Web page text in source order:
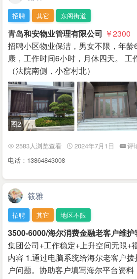
招聘 其它 东阁街道
青岛和安物业管理有限公司 ￥2300
招聘小区物业保洁，男女不限，年
康，工作时间6小时，月休四天。 工
（法院南侧，小窑村北）
图2
2583人浏览查看 2024年7月1日
评
电话：13864843008
筱雅
招聘 其它 地区不限
3500-6000/海尔消费金融老客户维护
集团公司+工作稳定+上升空间无限+
内容 1.通过电脑系统给海尔老客户
户问题。协助客户填写海尔平台资